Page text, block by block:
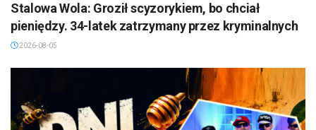
Stalowa Wola: Groził scyzorykiem, bo chciał
pieniędzy. 34-latek zatrzymany przez kryminalnych
2026-08-05